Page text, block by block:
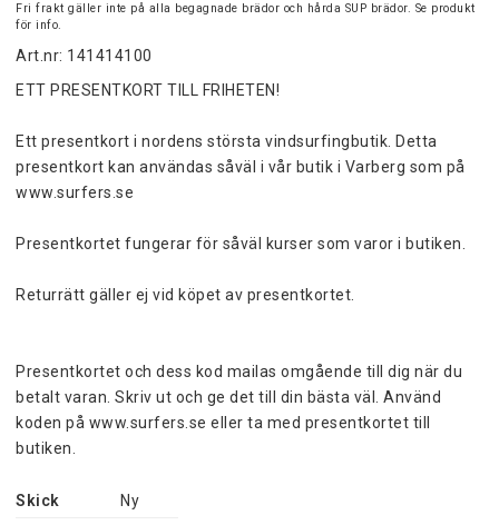
Fri frakt gäller inte på alla begagnade brädor och hårda SUP brädor. Se produkt
för info.
Art.nr: 141414100
ETT PRESENTKORT TILL FRIHETEN!
Ett presentkort i nordens största vindsurfingbutik. Detta
presentkort kan användas såväl i vår butik i Varberg som på
www.surfers.se
Presentkortet fungerar för såväl kurser som varor i butiken.
Returrätt gäller ej vid köpet av presentkortet.
Presentkortet och dess kod mailas omgående till dig när du
betalt varan. Skriv ut och ge det till din bästa väl. Använd
koden på www.surfers.se eller ta med presentkortet till
butiken.
Skick
Ny